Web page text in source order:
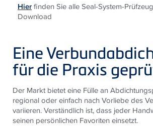
Hierfinden Sie alle Seal-System-
Download
Eine
für die Praxis
Der Markt bietet eine Fülle an
regional oder einfach nach Vorliebe des
variieren. Verständlich ist, dass jeder
seinen persönlichen Favoriten einsetzt.